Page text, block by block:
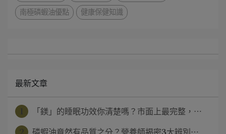
南極磷蝦油優點
健康保健知識
最新文章
「鎂」的睡眠功效你清楚嗎？市面上最完整，⋯